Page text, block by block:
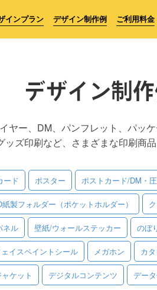
インプラン デザイン制作例 ご利用料金
デザイン制作
ヤー、DM、パンフレット、パッケ
ッズ印刷など、さまざまな印刷商品
ード ポスター ポストカード/DM・
紙製フォルダー（ポケットホルダー）
ネル 壁紙/ウォールステッカー のぼ
イスペイントシール メガホン カ
ケット デジタルコンテンツ デー